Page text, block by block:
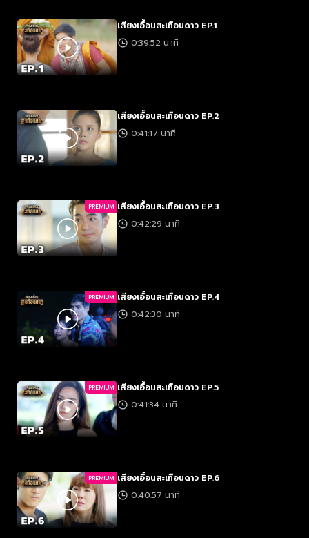
เสียงเอื้อนสะเทือนดาว EP.1
0:39:52 นาที
เสียงเอื้อนสะเทือนดาว EP.2
0:41:17 นาที
PREMIUM เสียงเอื้อนสะเทือนดาว EP.3
0:42:29 นาที
PREMIUM เสียงเอื้อนสะเทือนดาว EP.4
0:42:30 นาที
PREMIUM เสียงเอื้อนสะเทือนดาว EP.5
0:41:34 นาที
PREMIUM เสียงเอื้อนสะเทือนดาว EP.6
0:40:57 นาที